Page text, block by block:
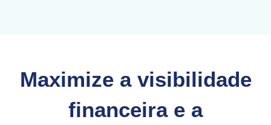
Maximize a visibilidade
financeira e a